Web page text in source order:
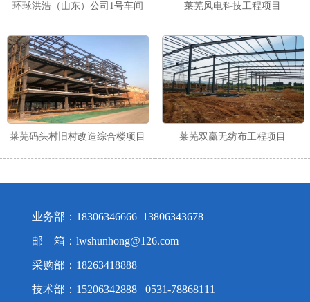
环球洪浩（山东）公司1号车间 莱芜风电科技工程项目
莱芜码头村旧村改造综合楼项目 莱芜双赢无纺布工程项目
业务部：18306346666 13806343678
邮 箱：lwshunhong@126.com
采购部：18263418888
技术部：15206342888 0531-78868111